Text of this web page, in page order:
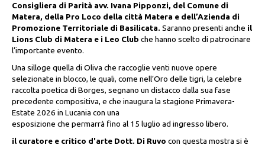
Consigliera di Parità avv. Ivana Pipponzi, del Comune di
Matera, della Pro Loco della città Matera e dell’Azienda di
Promozione Territoriale di Basilicata.Saranno presenti anche il
Lions Club di Matera e i Leo Club che hanno scelto di patrocinare
l’importante evento.
Una silloge quella di Oliva che raccoglie venti nuove opere
selezionate in blocco, le quali, come nell’Oro delle tigri, la celebre
raccolta poetica di Borges, segnano un distacco dalla sua fase
precedente compositiva, e che inaugura la stagione Primavera-
Estate 2026 in Lucania con una
esposizione che permarrà fino al 15 luglio ad ingresso libero.
il curatore e critico d'arte Dott. Di Ruvo con questa mostra si è